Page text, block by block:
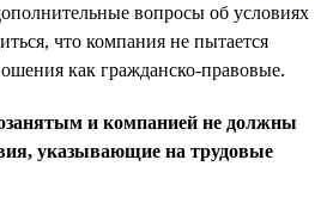
вопросы об условиях
что компания не пытается
как гражданско-правовые.
и компанией не должны
указывающие на трудовые